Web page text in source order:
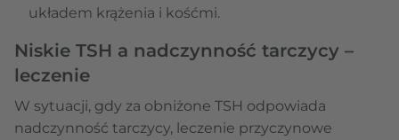
układem krążenia i kośćmi.
Niskie TSH a nadczynność tarczycy –
leczenie
W sytuacji, gdy za obniżone TSH odpowiada
nadczynność tarczycy, leczenie przyczynowe